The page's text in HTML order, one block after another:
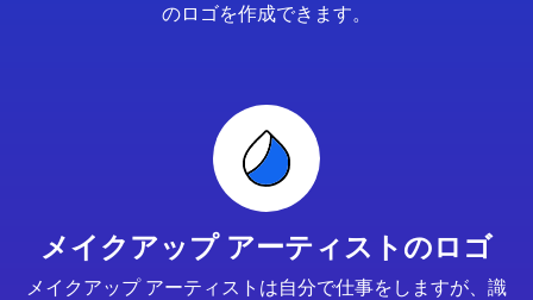
のロゴを作成できます。
メイクアップ アーティストのロゴ
メイクアップ アーティストは自分で仕事をしますが、識